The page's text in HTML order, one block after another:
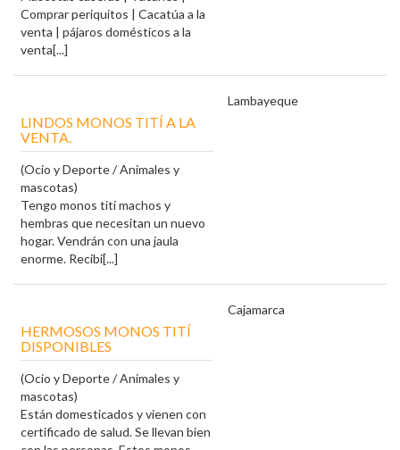
Comprar periquitos | Cacatúa a la
venta | pájaros domésticos a la
venta[...]
LINDOS MONOS TITÍ A LA
VENTA.
(Ocio y Deporte / Animales y
mascotas)
Tengo monos tití machos y
hembras que necesitan un nuevo
hogar. Vendrán con una jaula
enorme. Recibi[...]
Lambayeque
HERMOSOS MONOS TITÍ
DISPONIBLES
(Ocio y Deporte / Animales y
mascotas)
Están domesticados y vienen con
certificado de salud. Se llevan bien
Cajamarca